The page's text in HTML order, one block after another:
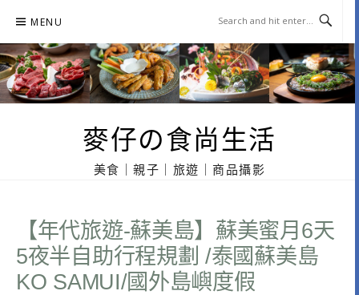
content
MENU
麥仔の食尚生活
美食｜親子｜旅遊｜商品攝影
【年代旅遊-蘇美島】蘇美蜜月6天
5夜半自助行程規劃 /泰國蘇美島
KO SAMUI/國外島嶼度假